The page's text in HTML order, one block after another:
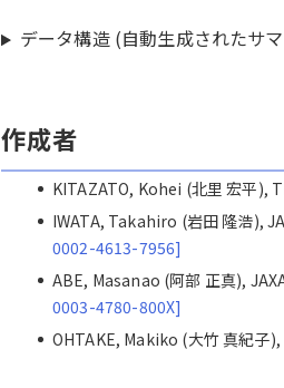
データ構造 (自動生成されたサ
作成者
KITAZATO, Kohei (北里 宏平),
IWATA, Takahiro (岩田 隆浩),
0002-4613-7956]
ABE, Masanao (阿部 正真),
0003-4780-800X]
OHTAKE, Makiko (大竹 真紀